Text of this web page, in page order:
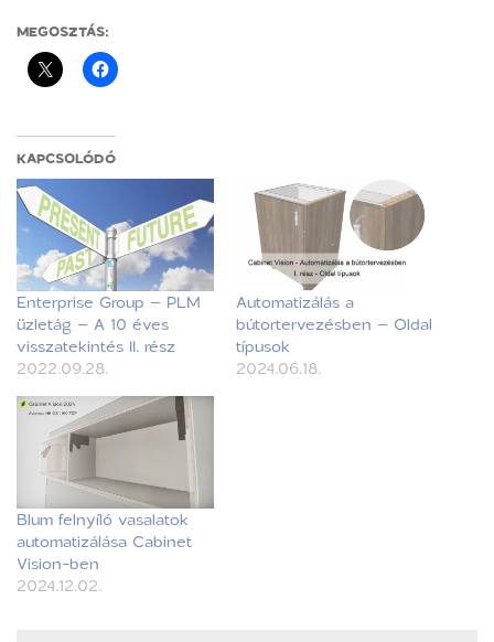
MEGOSZTÁS:
KAPCSOLÓDÓ
Enterprise Group – PLM
üzletág – A 10 éves
visszatekintés II. rész
2022.09.28.
Automatizálás a
bútortervezésben – Oldal
típusok
2024.06.18.
Blum felnyíló vasalatok
automatizálása Cabinet
Vision-ben
2024.12.02.